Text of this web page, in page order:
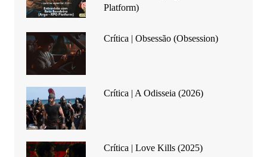
Platform)
Crítica | Obsessão (Obsession)
Crítica | A Odisseia (2026)
Crítica | Love Kills (2025)